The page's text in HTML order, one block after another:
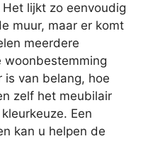
lijkt zo eenvoudig
muur, maar er komt
meerdere
is van belang, hoe
zelf het meubilair
Een
kan u helpen de